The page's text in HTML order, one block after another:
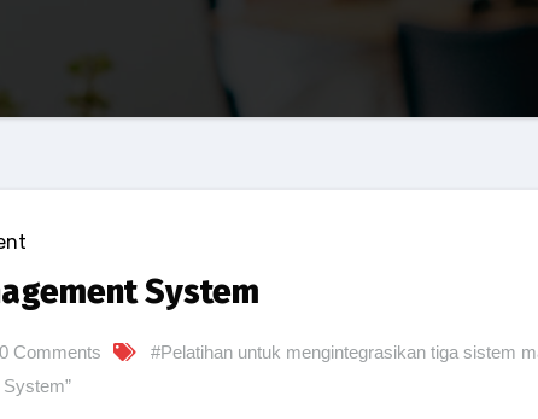
System
0 Comments #Pelatihan untuk mengintegrasikan tiga sistem